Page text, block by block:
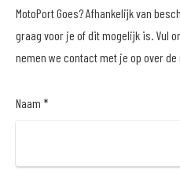
MotoPort Goes? Afhankelijk van
graag voor je of dit mogelijk is. Vul
nemen we contact met je op over
Naam *